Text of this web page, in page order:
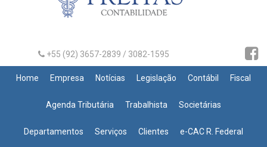
+55 (92) 3657-2839 / 3082-1595
Home Empresa Notícias Legislação Contábil Fiscal
Agenda Tributária Trabalhista Societárias
Departamentos Serviços Clientes e-CAC R. Federal